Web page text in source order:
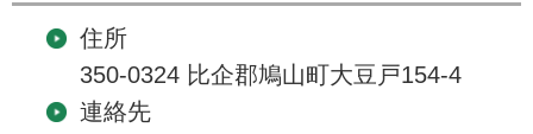
住所
350-0324 比企郡鳩山町大豆戸154-4
連絡先